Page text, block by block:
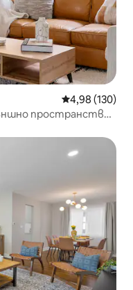
Средна
4,98 (130)
пространство